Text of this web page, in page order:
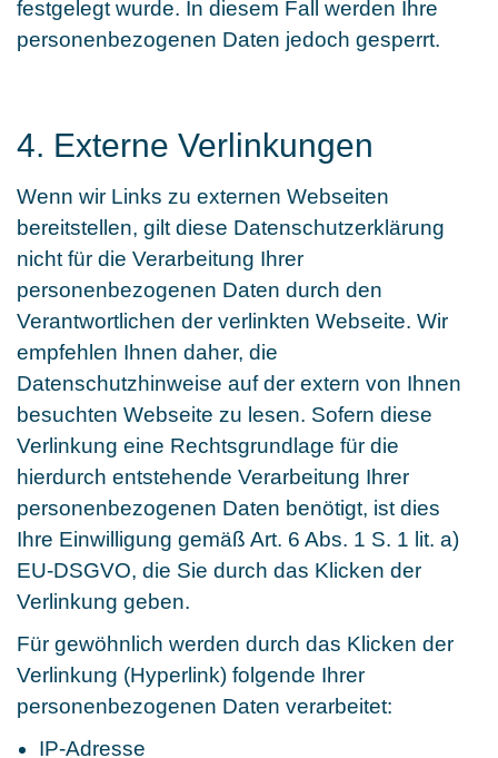
festgelegt wurde. In diesem Fall werden Ihre
personenbezogenen Daten jedoch gesperrt.
4. Externe Verlinkungen
Wenn wir Links zu externen Webseiten
bereitstellen, gilt diese Datenschutzerklärung
nicht für die Verarbeitung Ihrer
personenbezogenen Daten durch den
Verantwortlichen der verlinkten Webseite. Wir
empfehlen Ihnen daher, die
Datenschutzhinweise auf der extern von Ihnen
besuchten Webseite zu lesen. Sofern diese
Verlinkung eine Rechtsgrundlage für die
hierdurch entstehende Verarbeitung Ihrer
personenbezogenen Daten benötigt, ist dies
Ihre Einwilligung gemäß Art. 6 Abs. 1 S. 1 lit. a)
EU-DSGVO, die Sie durch das Klicken der
Verlinkung geben.
Für gewöhnlich werden durch das Klicken der
Verlinkung (Hyperlink) folgende Ihrer
personenbezogenen Daten verarbeitet:
IP-Adresse